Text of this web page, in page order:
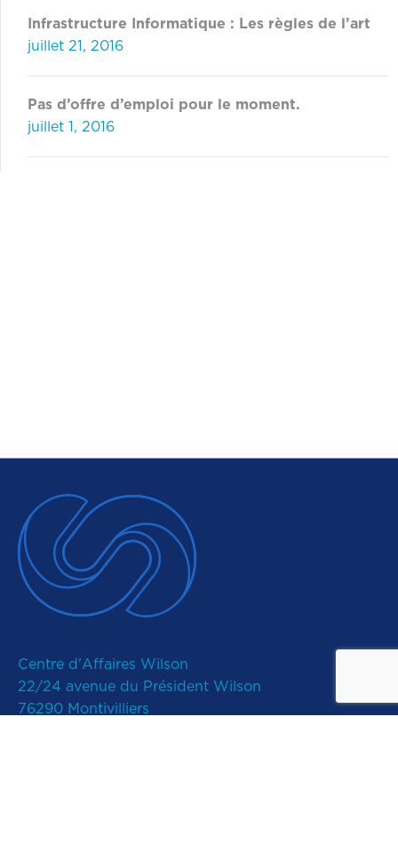
Infrastructure Informatique : Les règles de l’art
juillet 21, 2016
Pas d’offre d’emploi pour le moment.
juillet 1, 2016
Centre d'Affaires Wilson
22/24 avenue du Président Wilson
76290 Montivilliers